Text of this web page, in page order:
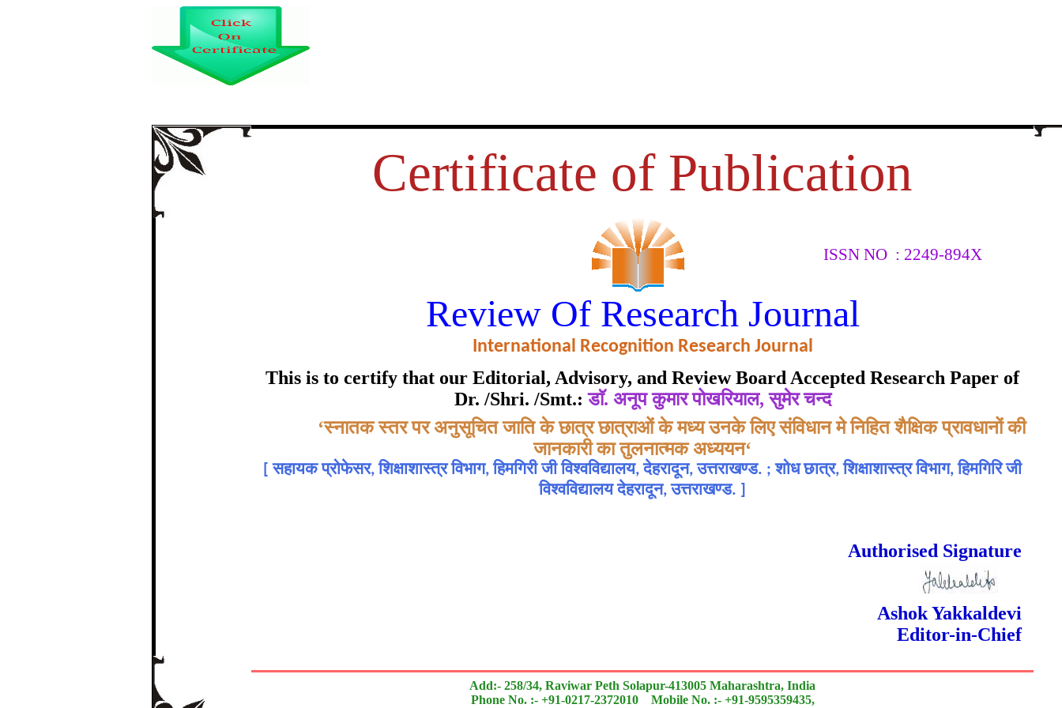
Certificate of Publication
ISSN NO : 2249-894X
Review Of Research Journal
International Recognition Research Journal
This is to certify that our Editorial, Advisory, and Review Board Accepted Research Paper of
Dr. /Shri. /Smt.:डाॅ. अनूप कुमार पोखरियाल, सुमेर चन्द
‘स्नातक स्तर पर अनुसूचित जाति के छात्र छात्राओं के मध्य उनके लिए संविधान मे निहित शैक्षिक प्रावधानों की
जानकारी का तुलनात्मक अध्ययन‘
[सहायक प्रोफेसर, शिक्षाशास्त्र विभाग, हिमगिरी जी विश्वविद्यालय, देहरादून, उत्तराखण्ड. ; शोध छात्र, शिक्षाशास्त्र विभाग, हिमगिरि जी
विश्वविद्यालय देहरादून, उत्तराखण्ड.
Authorised Signature
Ashok Yakkaldevi
Editor-in-Chief
Add:- 258/34, Raviwar Peth Solapur-413005 Maharashtra, India
Phone No. :- +91-0217-2372010 Mobile No. :- +91-9595359435,
‘स्नातक स्तर पर अनुसूचित जाति के छात्र छात्राओं के मध्य उनके लिए संविधान
मे निहित शैक्षिक प्रावधानों की जानकारी का तुलनात्मक अध्ययन‘
certificate of Excellence in Reviewing
Awarded to
डाॅ. अनूप कुमार पोखरियाल, सुमेर चन्द
In recognition of an outstanding contribution to the quality of the journal